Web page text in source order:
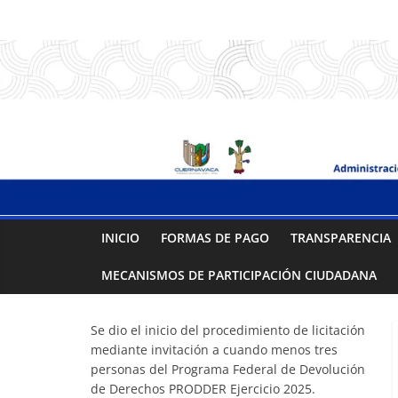
contenido
.:
S
P
A
C
:.
Sistema
de
INICIO FORMAS DE PAGO TRANSPARENCIA
MECANISMOS DE PARTICIPACIÓN CIUDADANA
Se dio el inicio del procedimiento de licitación
mediante invitación a cuando menos tres
personas del Programa Federal de Devolución
de Derechos PRODDER Ejercicio 2025.